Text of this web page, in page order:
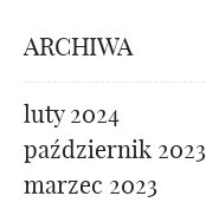
ARCHIWA
luty 2024
październik 2023
marzec 2023